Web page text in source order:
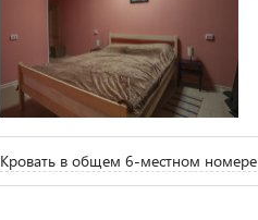
Кровать в общем 6-местном номере